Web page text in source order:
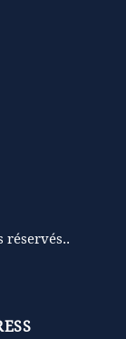
réservés..